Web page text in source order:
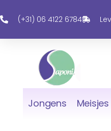
Naar
Inhoud
(+31) 06 4122 6784
Jongens Meisjes